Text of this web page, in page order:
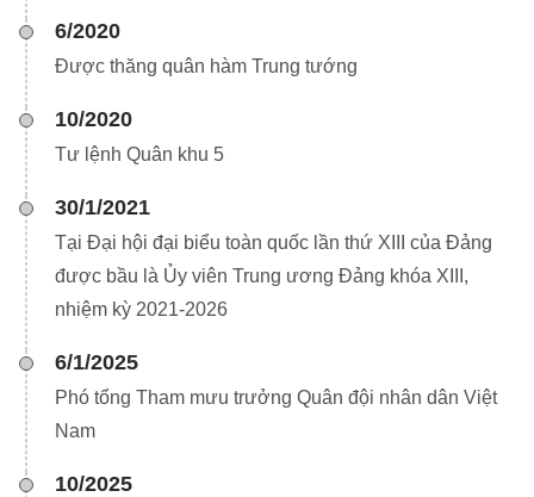
6/2020
Được thăng quân hàm Trung tướng
10/2020
Tư lệnh Quân khu 5
30/1/2021
Tại Đại hội đại biểu toàn quốc lần thứ XIII của Đảng
được bầu là Ủy viên Trung ương Đảng khóa XIII,
nhiệm kỳ 2021-2026
6/1/2025
Phó tổng Tham mưu trưởng Quân đội nhân dân Việt
Nam
10/2025